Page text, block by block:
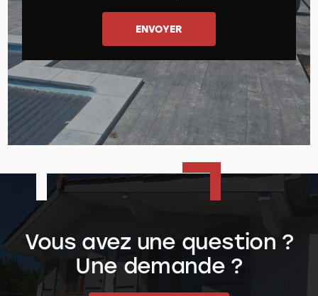
Vous avez une question ?
Une demande ?